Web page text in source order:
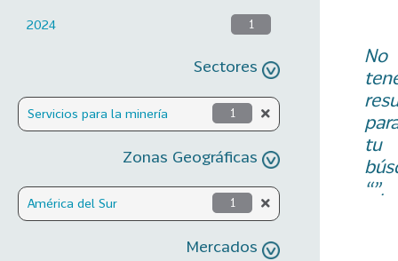
2024 1
Sectores
Servicios para la minería 1
Zonas Geográficas
América del Sur 1
Mercados
No
tu
“”.